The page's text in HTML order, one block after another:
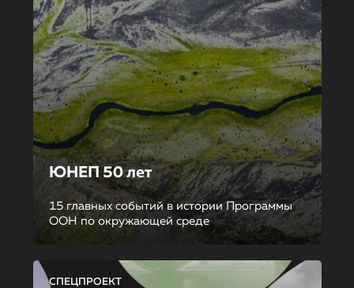
ЮНЕП 50 лет
15 главных событий в истории Программы
ООН по окружающей среде
СПЕЦПРОЕКТ